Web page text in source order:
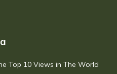
Top 10 Views in The World